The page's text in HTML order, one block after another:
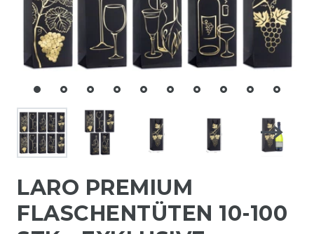
LARO PREMIUM
FLASCHENTÜTEN 10-100